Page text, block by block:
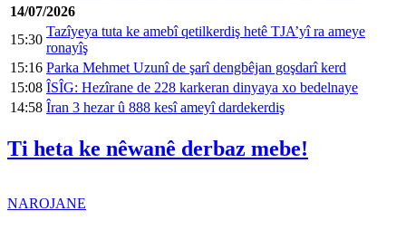
14/07/2026
15:30
Tazîyeya tuta ke amebî qetilkerdiş hetê TJA’yî ra ameye
ronayîş
15:16 Parka Mehmet Uzunî de şarî dengbêjan goşdarî kerd
15:08 ÎSÎG: Hezîrane de 228 karkeran dinyaya xo bedelnaye
14:58 Îran 3 hezar û 888 kesî ameyî dardekerdiş
Ti heta ke nêwanê derbaz mebe!
NAROJANE